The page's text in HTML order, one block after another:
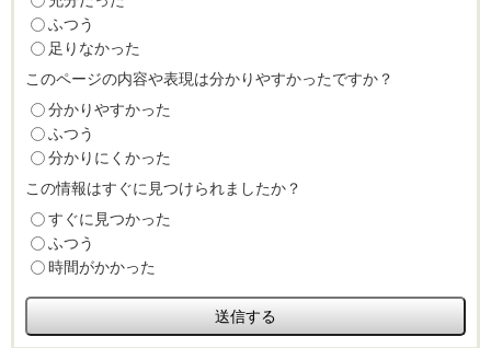
ふつう
足りなかった
このページの内容や表現は分かりやすかったですか？
分かりやすかった
ふつう
分かりにくかった
この情報はすぐに見つけられましたか？
すぐに見つかった
ふつう
時間がかかった